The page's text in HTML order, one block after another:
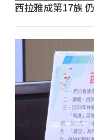
西拉雅成第17族